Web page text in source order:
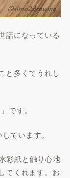
話になっている
と多くてうれし
です。
ています。
彩紙と触り心地
てくれます。お